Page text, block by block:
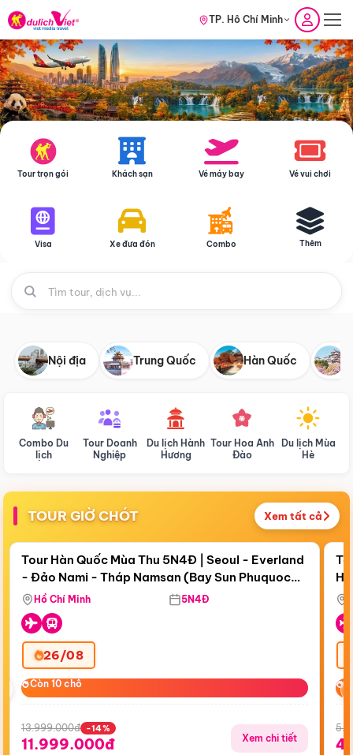
TP. Hồ Chí Minh
Tour trọn gói Khách sạn Vé máy bay Vé vui chơi
Visa Xe đưa đón Combo Thêm
Nội địa Trung Quốc Hàn Quốc
Combo Du
lịch
Tour Doanh
Nghiệp
Du lịch Hành
Hương
Tour Hoa Anh
Đào
Du lịch Mùa
Hè
TOUR GIỜ CHÓT Xem tất cả
Còn18 ngày 02:11:45
Bay Sun Phuquoc Airways
Điểm nổi bật
Tour Hàn Quốc Mùa Thu 5N4Đ | Seoul - Everland
- Đảo Nami - Tháp Namsan (Bay Sun Phuquoc
Airways)
Hồ Chí Minh 5N4Đ
26/08
Còn 10 chỗ
Còn 10 chỗ
13.999.000đ -14%
11.999.000đ Xem chi tiết